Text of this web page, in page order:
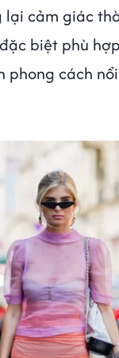
lại cảm giác
biệt phù
phong cách